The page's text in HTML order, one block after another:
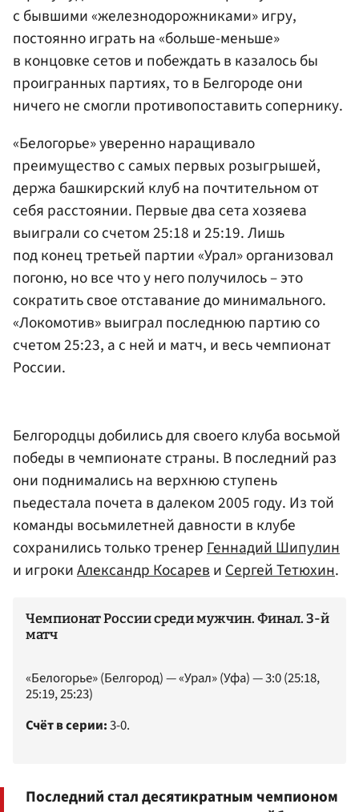
с бывшими «железнодорожниками» игру,
постоянно играть на «больше-меньше»
в концовке сетов и побеждать в казалось бы
проигранных партиях, то в Белгороде они
ничего не смогли противопоставить сопернику.
«Белогорье» уверенно наращивало
преимущество с самых первых розыгрышей,
держа башкирский клуб на почтительном от
себя расстоянии. Первые два сета хозяева
выиграли со счетом 25:18 и 25:19. Лишь
под конец третьей партии «Урал» организовал
погоню, но все что у него получилось – это
сократить свое отставание до минимального.
«Локомотив» выиграл последнюю партию со
счетом 25:23, а с ней и матч, и весь чемпионат
России.
Белгородцы добились для своего клуба восьмой
победы в чемпионате страны. В последний раз
они поднимались на верхнюю ступень
пьедестала почета в далеком 2005 году. Из той
команды восьмилетней давности в клубе
сохранились только тренерГеннадий Шипулин
и игрокиАлександр КосаревиСергей Тетюхин.
Чемпионат России среди мужчин. Финал. 3-й
матч
«Белогорье» (Белгород) — «Урал» (Уфа) — 3:0 (25:18,
25:19, 25:23)
Счёт в серии:3-0.
Последний стал десятикратным чемпионом